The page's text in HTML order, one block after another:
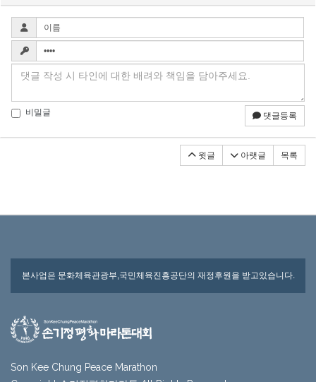
비밀글 댓글등록
윗글 아랫글 목록
본사업은 문화체육관광부,국민체육진흥공단의 재정후원을 받고있습니다.
Son Kee Chung Peace Marathon